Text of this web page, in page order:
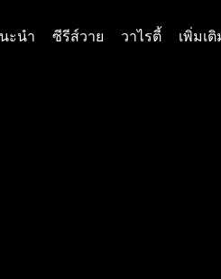
ะนำ ซีรีส์วาย วาไรตี้ เพิ่มเติ